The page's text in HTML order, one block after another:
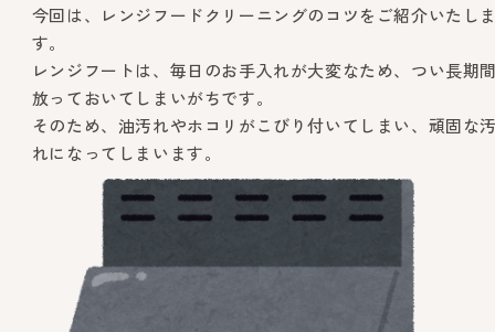
今回は、レンジフードクリーニングのコツをご紹介いたし
す。
レンジフートは、毎日のお手入れが大変なため、つい長期
放っておいてしまいがちです。
そのため、油汚れやホコリがこびり付いてしまい、頑固な
れになってしまいます。